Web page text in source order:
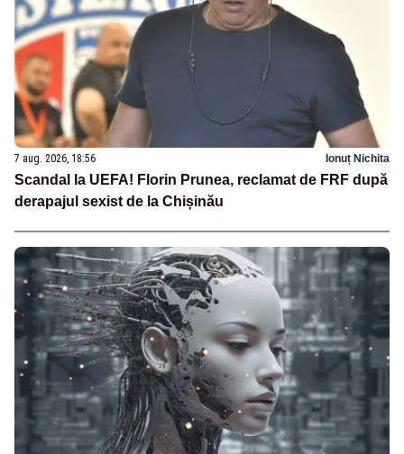
7 aug. 2026, 18:56 Ionuț Nichita
Scandal la UEFA! Florin Prunea, reclamat de FRF după
derapajul sexist de la Chișinău